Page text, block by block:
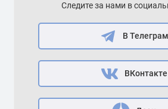
Следите за нами в
В Телеграм
ВКонтакте